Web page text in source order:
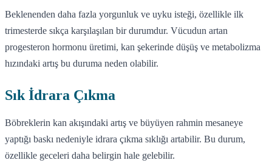
Beklenenden daha fazla yorgunluk ve uyku isteği, özellikle ilk
trimesterde sıkça karşılaşılan bir durumdur. Vücudun artan
progesteron hormonu üretimi, kan şekerinde düşüş ve metabolizma
hızındaki artış bu duruma neden olabilir.
Sık İdrara Çıkma
Böbreklerin kan akışındaki artış ve büyüyen rahmin mesaneye
yaptığı baskı nedeniyle idrara çıkma sıklığı artabilir. Bu durum,
özellikle geceleri daha belirgin hale gelebilir.